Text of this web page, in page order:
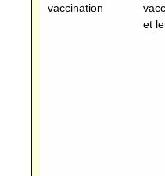
vaccination
et